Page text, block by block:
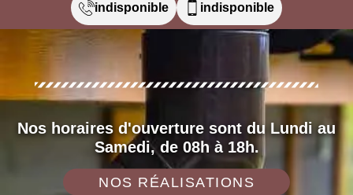
indisponible indisponible
Nos horaires d'ouverture sont du Lundi au
Samedi, de 08h à 18h.
NOS RÉALISATIONS